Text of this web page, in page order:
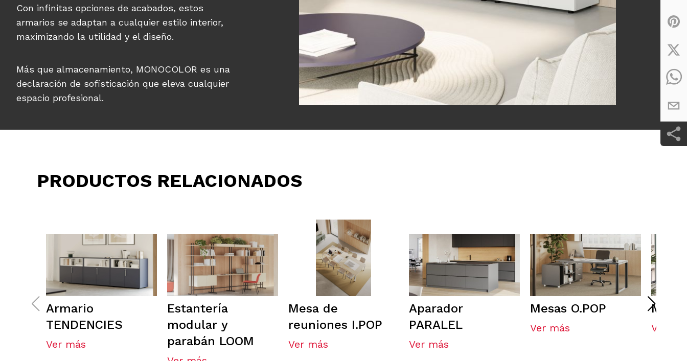
Con infinitas opciones de acabados, estos
armarios se adaptan a cualquier estilo interior,
maximizando la utilidad y el diseño.
Más que almacenamiento, MONOCOLOR es una
declaración de sofisticación que eleva cualquier
espacio profesional.
PRODUCTOS RELACIONADOS
Armario
TENDENCIES
Ver más
Estantería
modular y
parabán LOOM
Mesa de
reuniones I.POP
Ver más
Aparador
PARALEL
Ver más
Mesas O.POP
Ver más Ver